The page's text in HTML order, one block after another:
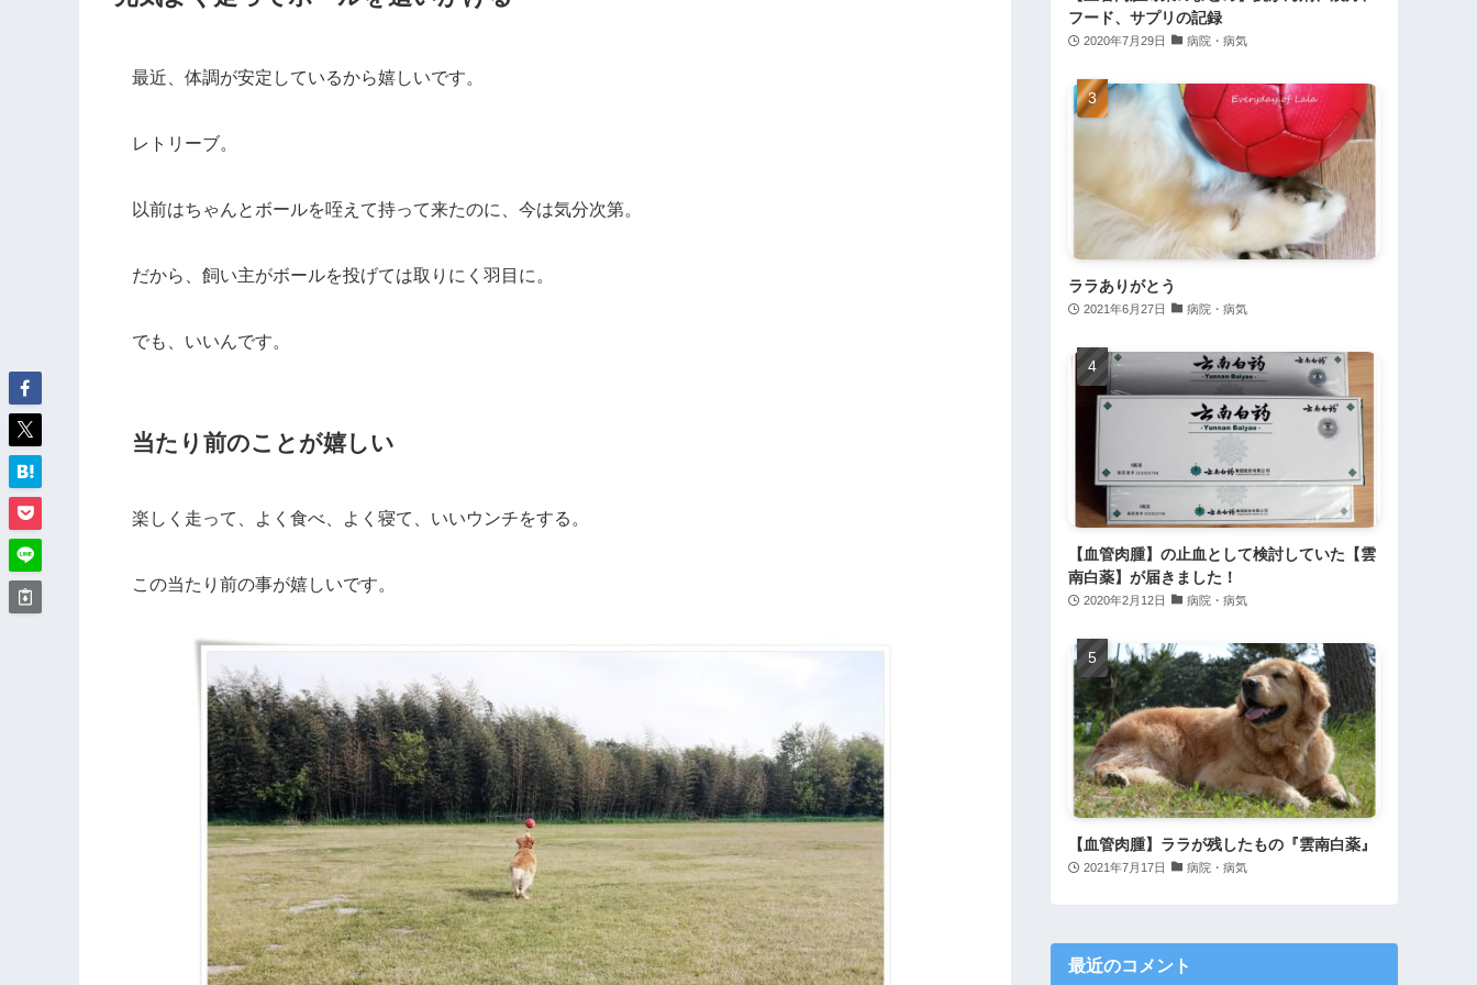
最近、体調が安定しているから嬉しいです。
レトリーブ。
以前はちゃんとボールを咥えて持って来たのに、今は気分次第。
だから、飼い主がボールを投げては取りにく羽目に。
でも、いいんです。
当たり前のことが嬉しい
楽しく走って、よく食べ、よく寝て、いいウンチをする。
この当たり前の事が嬉しいです。
フード、サプリの記録
2020年7月29日 病院・病気
ララありがとう
2021年6月27日 病院・病気
【血管肉腫】の止血として検討していた【雲
南白薬】が届きました！
2020年2月12日 病院・病気
【血管肉腫】ララが残したもの『雲南白薬』
2021年7月17日 病院・病気
最近のコメント